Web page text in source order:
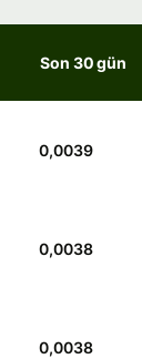
Son 30 gün
0,0039
0,0038
0,0038